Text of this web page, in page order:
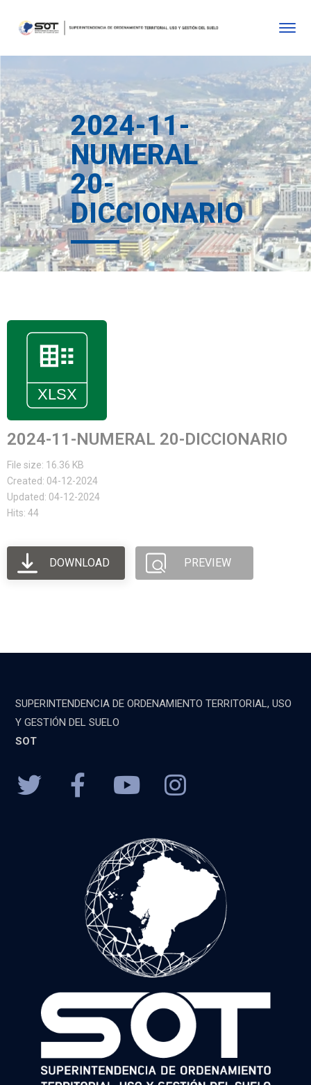
2024-11-
NUMERAL
20-
DICCIONARIO
2024-11-NUMERAL 20-DICCIONARIO
File size: 16.36 KB
Created: 04-12-2024
Updated: 04-12-2024
Hits: 44
DOWNLOAD PREVIEW
SUPERINTENDENCIA DE ORDENAMIENTO TERRITORIAL, USO
Y GESTIÓN DEL SUELO
SOT